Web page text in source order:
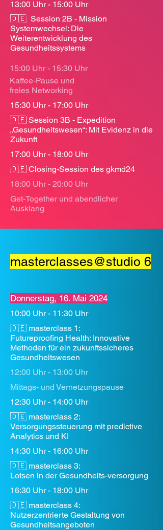
13:00 Uhr - 15:00 Uhr
🇩🇪 Session 2B - Mission
Systemwechsel: Die
Weiterentwicklung des
Gesundheitssystems
15:00 Uhr - 15:30 Uhr
Kaffee-Pause und
freies Networking
15:30 Uhr - 17:00 Uhr
🇩🇪 Session 3B - Expedition
„Gesundheitswesen“: Mit Evidenz in die
Zukunft
17:00 Uhr - 18:00 Uhr
🇩🇪 Closing-Session des gkmd24
18:00 Uhr - 20:00 Uhr
Get-Together und abendlicher
Ausklang
masterclasses@studio 6
Donnerstag, 16. Mai 2024
10:00 Uhr - 11:30 Uhr
🇩🇪 masterclass 1:
Futureproofing Health: Innovative
Methoden für ein zukunftssicheres
Gesundheitswesen
12:00 Uhr - 13:00 Uhr
Mittags- und Vernetzungspause
12:30 Uhr - 14:00 Uhr
🇩🇪 masterclass 2:
Versorgungssteuerung mit predictive
Analytics und KI
14:30 Uhr - 16:00 Uhr
🇩🇪 masterclass 3:
Lotsen in der Gesundheits-versorgung
16:30 Uhr - 18:00 Uhr
🇩🇪 masterclass 4:
Nutzerzentrierte Gestaltung von
Gesundheitsangeboten